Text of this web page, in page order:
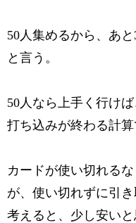
50人集めるから、あ
と言う。
50人なら上手く行け
打ち込みが終わる計算
カードが使い切れる
が、使い切れずに引
考えると、少し安いと